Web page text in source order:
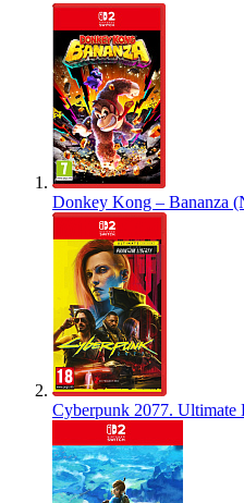
Donkey Kong – Bananza
Cyberpunk 2077.